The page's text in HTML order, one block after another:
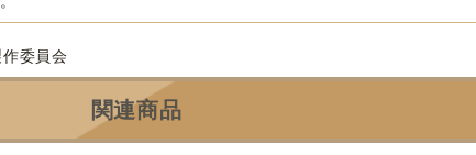
委員会
関連商品